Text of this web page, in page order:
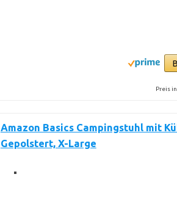
Preis
Amazon Basics Campingstuhl mit
Gepolstert, X-Large